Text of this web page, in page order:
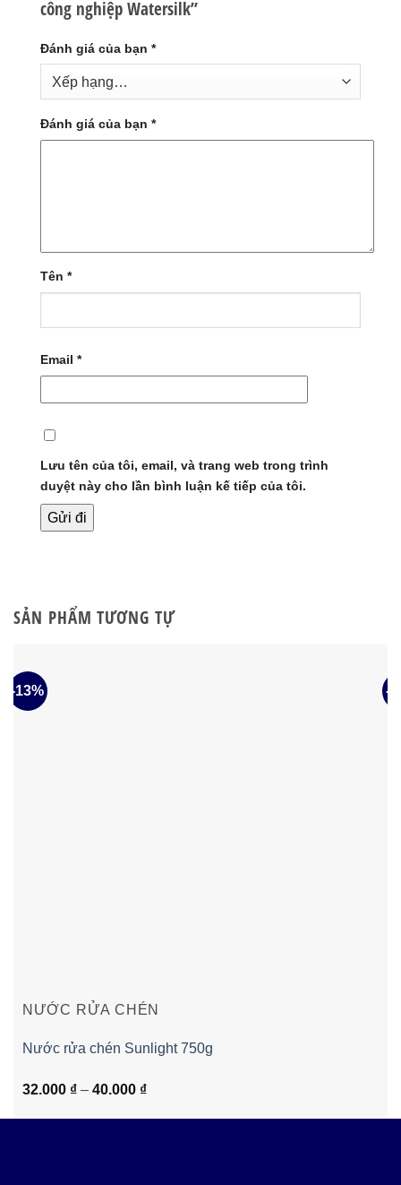
công nghiệp Watersilk”
Đánh giá của bạn *
Đánh giá của bạn *
Tên *
Email *
Lưu tên của tôi, email, và trang web trong trình
duyệt này cho lần bình luận kế tiếp của tôi.
SẢN PHẨM TƯƠNG TỰ
-13%
NƯỚC RỬA CHÉN
Nước rửa chén Sunlight 750g
32.000 ₫ – 40.000 ₫Khoảng
-